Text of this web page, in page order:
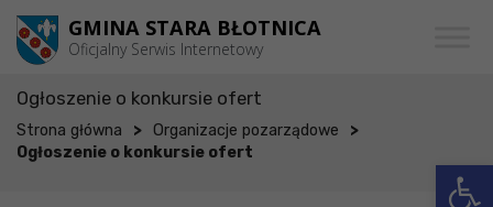
Przejdź do menu
Przejdź do głównej treści strony
Przejdź do stopki strony GMINA STARA BŁOTNICA
Oficjalny Serwis Internetowy
Ogłoszenie o konkursie ofert
Strona główna > Organizacje pozarządowe >
Ogłoszenie o konkursie ofert